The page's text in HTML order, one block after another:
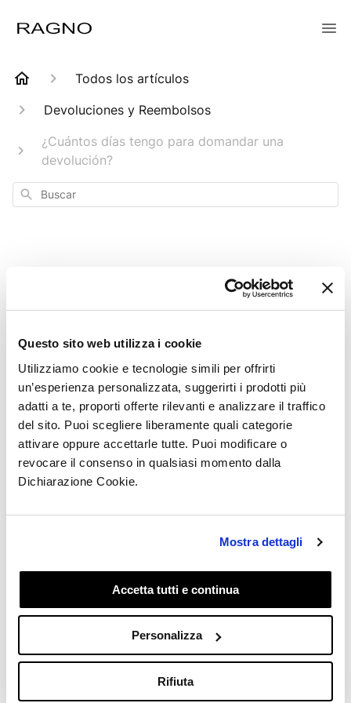
Questo sito web utilizza i cookie
Utilizziamo cookie e tecnologie simili per offrirti
un’esperienza personalizzata, suggerirti i prodotti più
adatti a te, proporti offerte rilevanti e analizzare il traffico
del sito. Puoi scegliere liberamente quali categorie
attivare oppure accettarle tutte. Puoi modificare o
revocare il consenso in qualsiasi momento dalla
Dichiarazione Cookie.
Mostra dettagli
Accetta tutti e continua
Personalizza
Rifiuta
Todos los artículos
Devoluciones y Reembolsos
¿Cuántos días tengo para domandar una
devolución?
Buscar
¿Cuántos días
tengo para
domandar una
devolución?
Actualizado hace 6 meses
Tiene30 días para solicitar la devolución de su
Después de la solicitud de devolución tiene 14 días
Para más información puedes consultar nuestras
Condiciones Generales de Venta
aquí